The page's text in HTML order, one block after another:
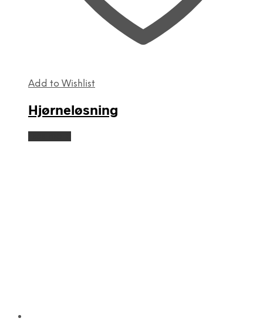
Add to Wishlist
Hjørneløsning